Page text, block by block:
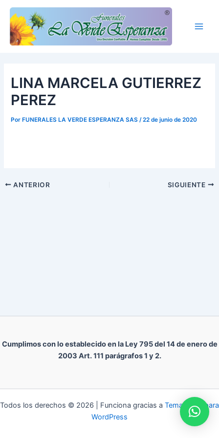
contenido
LINA MARCELA GUTIERREZ
PEREZ
Por FUNERALES LA VERDE ESPERANZA SAS/22 de junio de 2020
ANTERIOR SIGUIENTE
Cumplimos con lo establecido en la Ley 795 del 14 de enero de
2003 Art. 111 parágrafos 1 y 2.
Todos los derechos © 2026 | Funciona gracias a Tema Astra para
WordPress